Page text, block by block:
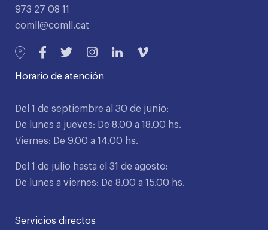
973 27 08 11
comll@comll.cat
Horario de atención
Del 1 de septiembre al 30 de junio:
De lunes a jueves: De 8.00 a 18.00 hs.
Viernes: De 9.00 a 14.00 hs.
Del 1 de julio hasta el 31 de agosto:
De lunes a viernes: De 8.00 a 15.00 hs.
Servicios directos